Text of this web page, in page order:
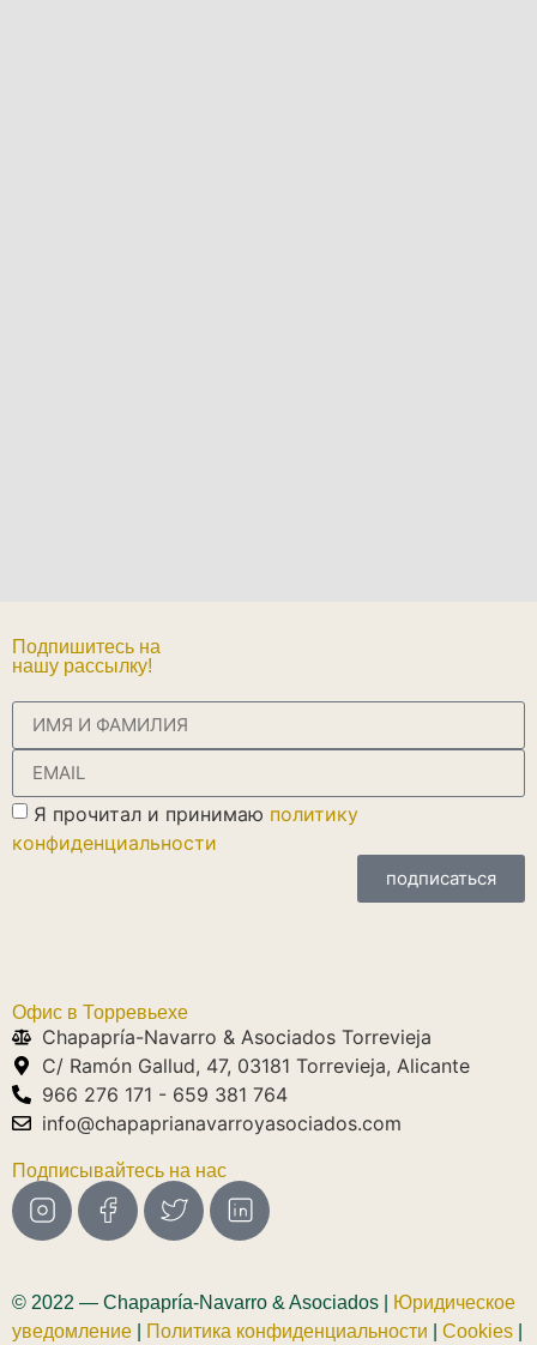
Подпишитесь на
нашу рассылку!
Я прочитал и принимаю политику
конфиденциальности
подписаться
Офис в Торревьехе
Chapapría-Navarro & Asociados Torrevieja
C/ Ramón Gallud, 47, 03181 Torrevieja, Alicante
966 276 171 - 659 381 764
info@chapaprianavarroyasociados.com
Подписывайтесь на нас
© 2022 — Chapapría-Navarro & Asociados |
Юридическое
уведомление
Политика конфиденциальности Cookies